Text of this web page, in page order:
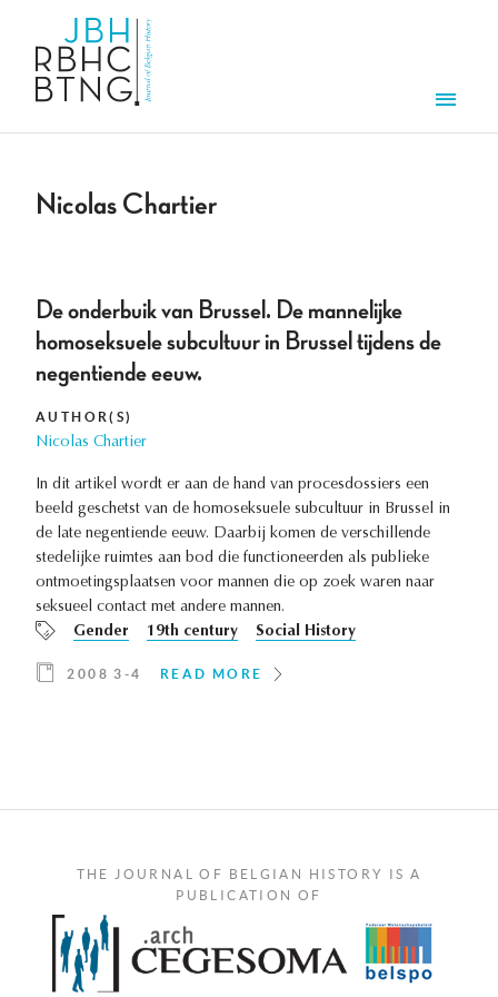
Nicolas Chartier
De onderbuik van Brussel. De mannelijke
homoseksuele subcultuur in Brussel tijdens de
negentiende eeuw.
AUTHOR(S)
Nicolas Chartier
In dit artikel wordt er aan de hand van procesdossiers een
beeld geschetst van de homoseksuele subcultuur in Brussel in
de late negentiende eeuw. Daarbij komen de verschillende
stedelijke ruimtes aan bod die functioneerden als publieke
ontmoetingsplaatsen voor mannen die op zoek waren naar
seksueel contact met andere mannen.
Gender
19th century Social History
2008 3-4 READ MORE
THE JOURNAL OF BELGIAN HISTORY IS A
PUBLICATION OF